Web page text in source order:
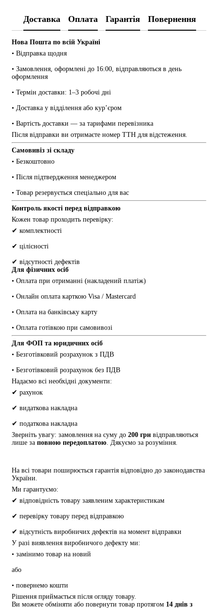
Доставка Оплата Гарантія Повернення
Нова Пошта по всій Україні
• Відправка щодня
• Замовлення, оформлені до 16:00, відправляються в день
оформлення
• Термін доставки: 1–3 робочі дні
• Доставка у відділення або кур’єром
• Вартість доставки — за тарифами перевізника
Після відправки ви отримаєте номер ТТН для відстеження.
Самовивіз зі складу
• Безкоштовно
• Після підтвердження менеджером
• Товар резервується спеціально для вас
Контроль якості перед відправкою
Кожен товар проходить перевірку:
✔ комплектності
✔ цілісності
✔ відсутності дефектів
Для фізичних осіб
• Оплата при отриманні (накладений платіж)
• Онлайн оплата карткою Visa / Mastercard
• Оплата на банківську карту
• Оплата готівкою при самовивозі
Для ФОП та юридичних осіб
• Безготівковий розрахунок з ПДВ
• Безготівковий розрахунок без ПДВ
Надаємо всі необхідні документи:
✔ рахунок
✔ видаткова накладна
✔ податкова накладна
Зверніть увагу: замовлення на суму до 200 грн відправляються
лише за повною передоплатою. Дякуємо за розуміння.
На всі товари поширюється гарантія відповідно до законодавства
України.
Ми гарантуємо:
✔ відповідність товару заявленим характеристикам
✔ перевірку товару перед відправкою
✔ відсутність виробничих дефектів на момент відправки
У разі виявлення виробничого дефекту ми:
• замінимо товар на новий
або
• повернемо кошти
Рішення приймається після огляду товару.
Ви можете обміняти або повернути товар протягом 14 днів з